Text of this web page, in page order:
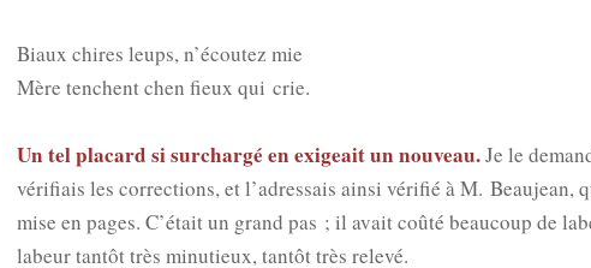
Biaux chires leups, n’écoutez mie
Mère tenchent chen fieux qui crie.
Un tel pla­card si sur­char­gé en exi­geait un nou­veau.Je le
véri­fiais les cor­rec­tions, et l’adressais ain­si véri­fié à M. Beau­jean,
mise en pages. C’était un grand pas ; il avait coû­té beau­coup de
labeur tan­tôt très minu­tieux, tan­tôt très relevé.